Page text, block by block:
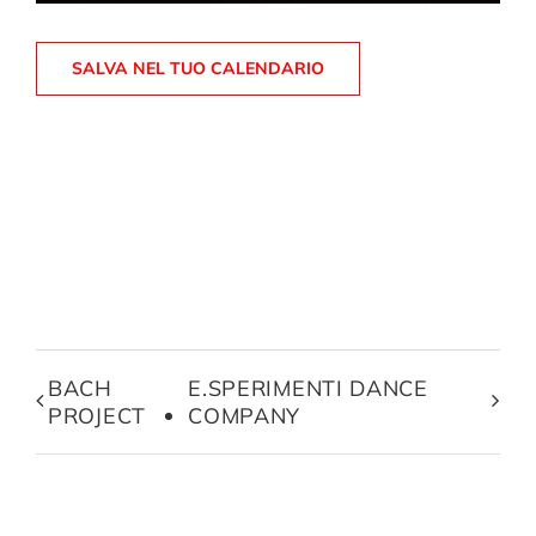
SALVA NEL TUO CALENDARIO
BACH
PROJECT
E.SPERIMENTI DANCE
COMPANY